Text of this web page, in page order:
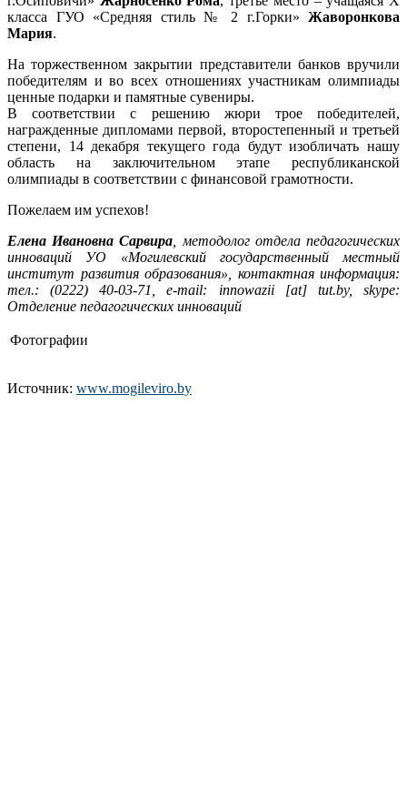
класса ГУО «Средняя стиль № 2 г.Горки» Жаворонкова
Мария.
На торжественном закрытии представители банков вручили
победителям и во всех отношениях участникам олимпиады
ценные подарки и памятные сувениры.
В соответствии с решению жюри трое победителей,
награжденные дипломами первой, второстепенный и третьей
степени, 14 декабря текущего года будут изобличать нашу
область на заключительном этапе республиканской
олимпиады в соответствии с финансовой грамотности.
Пожелаем им успехов!
Елена Ивановна Сарвира , методолог отдела педагогических
инноваций УО «Могилевский государственный местный
институт развития образования», контактная информация:
тел.: (0222) 40-03-71, e-mail: innowazii [at] tut.by, skype:
Отделение педагогических инноваций
Фотографии
Источник: www.mogileviro.by